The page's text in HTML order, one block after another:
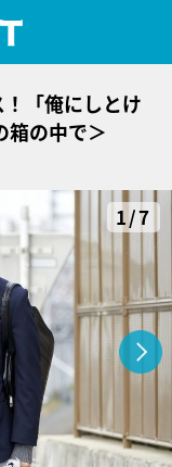
「俺にしとけ
箱の中で＞
1/7